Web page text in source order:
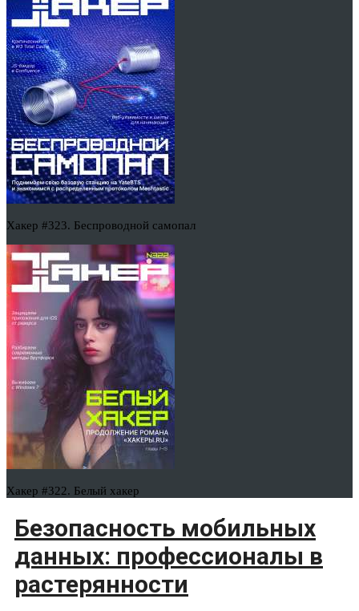
Хакер #323. Беспроводной самопал
Хакер #322. Белый хакер
Безопасность мобильных
данных: профессионалы в
растерянности